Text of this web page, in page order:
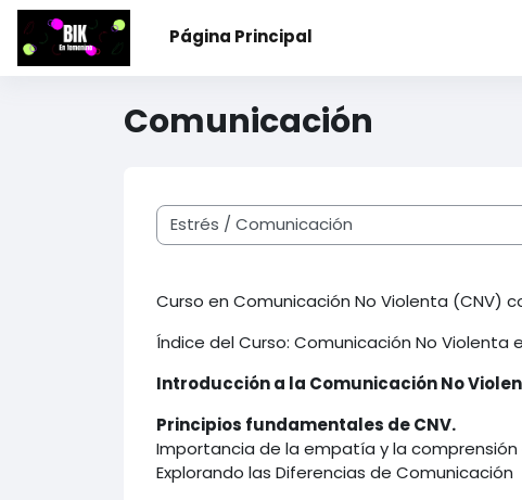
Salta al contenido principal
Página Principal
Comunicación
Categorías
Curso en Comunicación No Violenta (CNV)
Índice del Curso: Comunicación No Violenta
Introducción a la Comunicación No
Principios fundamentales de CNV.
Importancia de la empatía y la comprensión
Explorando las Diferencias de Comunicación